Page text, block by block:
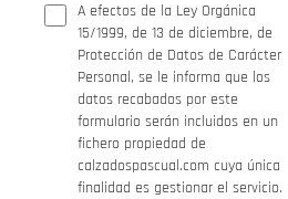
A efectos de la Ley Orgánica
15/1999, de 13 de diciembre, de
Protección de Datos de Carácter
Personal, se le informa que los
datos recabados por este
formulario serán incluidos en un
fichero propiedad de
calzadospascual.com cuya única
finalidad es gestionar el servicio.